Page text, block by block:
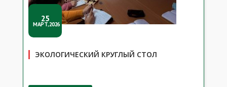
25
МАРТ,2026
ЭКОЛОГИЧЕСКИЙ КРУГЛЫЙ СТОЛ